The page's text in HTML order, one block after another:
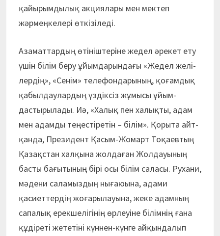
қайырымдылық акциялары мен мектеп
жәрмеңкелері өткізіледі.
Азаматтардың өтініштеріне жедел әрекет ету
үшін білім беру ұйымдарындағы «Жедел желі­
лердің», «Сенім» телефондарының, қоғамдық
қабылдаулардың үздіксіз жұмысы ұйым­
дастырылады. Иә, «Халық пен халықты, адам
мен адамды теңестіретін – білім». Қорыта айт­
қанда, Президент Қасым-Жомарт Тоқаевтың
Қазақстан халқына жолдаған Жолдауының
басты бағытының бірі осы білім саласы. Рухани,
мәдени саламыздың нығаюына, адами
қасиеттердің жоғарылауына, жеке адамның
сапалық ерекшелігінің өрлеуіне білімнің ғана
құдіреті жететіні күннен-күнге айқындалып